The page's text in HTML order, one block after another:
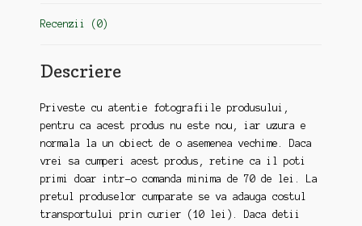
Recenzii (0)
Descriere
Priveste cu atentie fotografiile produsului,
pentru ca acest produs nu este nou, iar uzura e
normala la un obiect de o asemenea vechime. Daca
vrei sa cumperi acest produs, retine ca il poti
primi doar intr-o comanda minima de 70 de lei. La
pretul produselor cumparate se va adauga costul
transportului prin curier (10 lei). Daca detii